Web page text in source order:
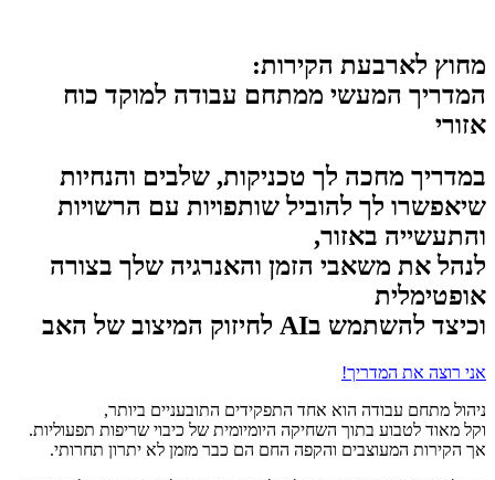
מחוץ לארבעת הקירות:
המדריך המעשי ממתחם עבודה למוקד כוח
אזורי
במדריך מחכה לך טכניקות, שלבים והנחיות
שיאפשרו לך להוביל שותפויות עם הרשויות
והתעשייה באזור,
לנהל את משאבי הזמן והאנרגיה שלך בצורה
אופטימלית
וכיצד להשתמש בAI לחיזוק המיצוב של האב
אני רוצה את המדריך!
ניהול מתחם עבודה הוא אחד התפקידים התובעניים ביותר,
וקל מאוד לטבוע בתוך השחיקה היומיומית של כיבוי שריפות תפעוליות.
אך הקירות המעוצבים והקפה החם הם כבר מזמן לא יתרון תחרותי.